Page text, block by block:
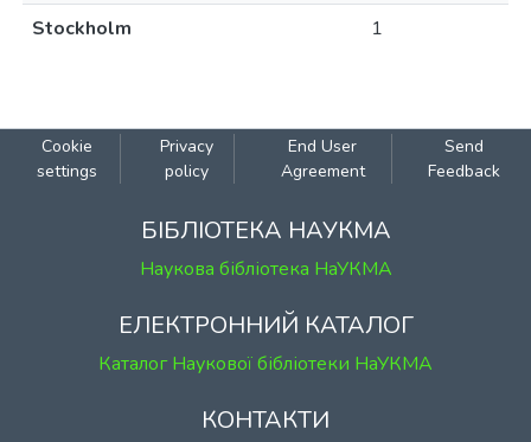
Stockholm
1
Cookie
settings
Privacy
policy
End User
Agreement
Send
Feedback
БІБЛІОТЕКА НАУКМА
Наукова бібліотека НаУКМА
ЕЛЕКТРОННИЙ КАТАЛОГ
Каталог Наукової бібліотеки НаУКМА
КОНТАКТИ